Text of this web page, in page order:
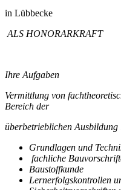
in Lübbecke
ALS HONORARKRAFT
Ihre Aufgaben
Vermittlung von
Bereich der
überbetrieblichen
Grundlagen und
fachliche
Baustoffkunde
Lernerfolgskontrollen